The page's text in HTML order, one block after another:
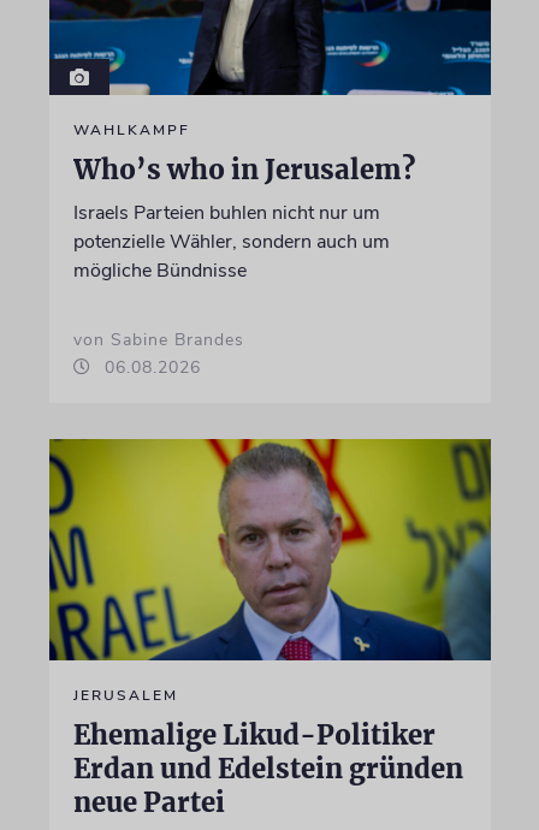
WAHLKAMPF
Who’s who in Jerusalem?
Israels Parteien buhlen nicht nur um
potenzielle Wähler, sondern auch um
mögliche Bündnisse
von Sabine Brandes
06.08.2026
JERUSALEM
Ehemalige Likud-Politiker
Erdan und Edelstein gründen
neue Partei